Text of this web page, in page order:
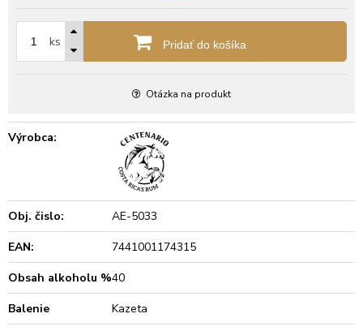
ks Pridať do košíka
Otázka na produkt
Výrobca:
Obj. čislo:
AE-5033
EAN:
7441001174315
Obsah alkoholu %40
Balenie
Kazeta